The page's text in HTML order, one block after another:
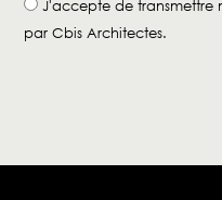
J'accepte de transmettre
par Cbis Architectes.